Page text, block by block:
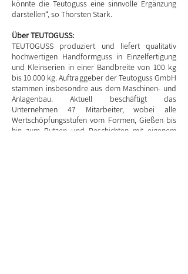
könnte die Teutoguss eine sinnvolle Ergänzung
darstellen“, so Thorsten Stark.
Über TEUTOGUSS:
TEUTOGUSS produziert und liefert qualitativ
hochwertigen Handformguss in Einzelfertigung
und Kleinserien in einer Bandbreite von 100 kg
bis 10.000 kg. Auftraggeber der Teutoguss GmbH
stammen insbesondre aus dem Maschinen- und
Anlagenbau. Aktuell beschäftigt das
Unternehmen 47 Mitarbeiter, wobei alle
Wertschöpfungsstufen vom Formen, Gießen bis
hin zum Putzen und Beschichten mit eigenem